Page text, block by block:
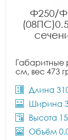
Ф250/
Габаритные
см, вес 473
Длина
Ширина
Высота
Объём